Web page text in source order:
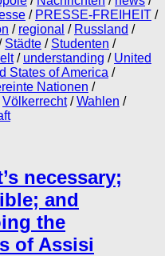
/ PRESSE-FREIHEIT /
/ regional / Russland /
Städte / Studenten /
/ understanding / United
States of America /
Nationen /
Völkerrecht/Wahlen /
necessary;
and
the
of Assisi